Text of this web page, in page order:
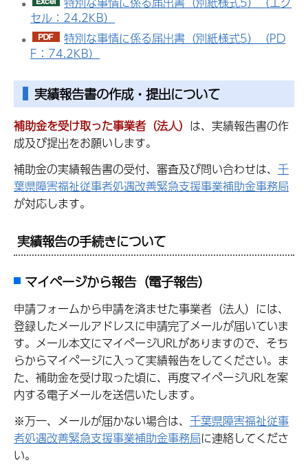
セル：24.2KB）
特別な事情に係る届出書（別紙様式5）（PD
F：74.2KB）
実績報告書の作成・提出について
補助金を受け取った事業者（法人） は、実績報告書の作
成及び提出をお願いします。
補助金の実績報告書の受付、審査及び問い合わせは、 千
葉県障害福祉従事者処遇改善緊急支援事業補助金事務局
が対応します。
実績報告の手続きについて
マイページから報告（電子報告）
申請フォームから申請を済ませた事業者（法人）には、
登録したメールアドレスに申請完了メールが届いていま
す。メール本文にマイページURLがありますので、そち
らからマイページに入って実績報告をしてください。ま
た、補助金を受け取った頃に、再度マイページURLを案
内する電子メールを送信いたします。
※万一、メールが届かない場合は、 千葉県障害福祉従事
者処遇改善緊急支援事業補助金事務局に連絡してくださ
い。